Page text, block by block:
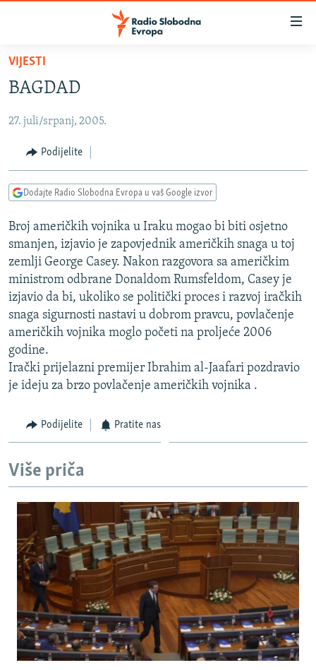
Pređite
glavni
Pređite
Pređite
pretragu
SRBIJA
KOSOVO
VIZUELNO
VIDEO
FOTOGALERIJE
INFOGRAFIKE
PODCASTI
RAT U UKRAJINI
KINA NA BALKANU
RSE PRIČE IZ SVIJETA
ISPRIČAJ MI
DNEVNO@RSE
SPECIJALI RSE
GENOCID U SREBRENICI
TV LIBERTY
POST SCRIPTUM
MOJA EVROPA
TRI DECENIJE OD RATA U BIH
SVE KARTE DEJTONA
NASTANAK I RASPAD JUGOSLAVIJE
PRATITE NAS
Sve RFE/RL stranice
VIJESTI
BAGDAD
27. juli/srpanj, 2005.
Podijelite
Dodajte Radio Slobodna Evropa u vaš Google izvor
Broj američkih vojnika u Iraku mogao bi biti osjetno
smanjen, izjavio je zapovjednik američkih snaga u toj
zemlji George Casey. Nakon razgovora sa američkim
ministrom odbrane Donaldom Rumsfeldom, Casey je
izjavio da bi, ukoliko se politički proces i razvoj iračkih
snaga sigurnosti nastavi u dobrom pravcu, povlačenje
američkih vojnika moglo početi na proljeće 2006
godine.
Irački prijelazni premijer Ibrahim al-Jaafari pozdravio
je ideju za brzo povlačenje američkih vojnika .
Podijelite Pratite nas
Više priča